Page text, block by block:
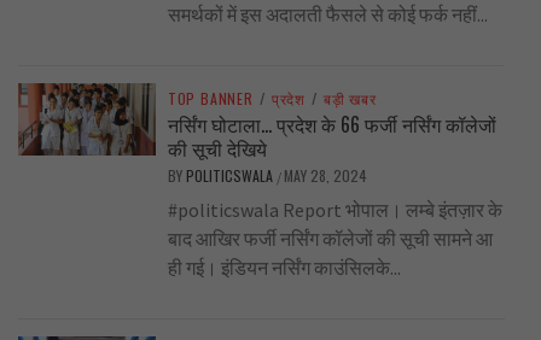
समर्थकों में इस अदालती फैसले से कोई फर्क नहीं...
TOP BANNER / प्रदेश / बड़ी खबर
नर्सिंग घोटाला… प्रदेश के 66 फर्जी नर्सिंग कॉलेजों
की सूची देखिये
BY POLITICSWALA / MAY 28, 2024
#politicswala Report भोपाल। लम्बे इंतज़ार के
बाद आखिर फर्जी नर्सिंग कॉलेजों की सूची सामने आ
ही गई। इंडियन नर्सिंग काउंसिलके...